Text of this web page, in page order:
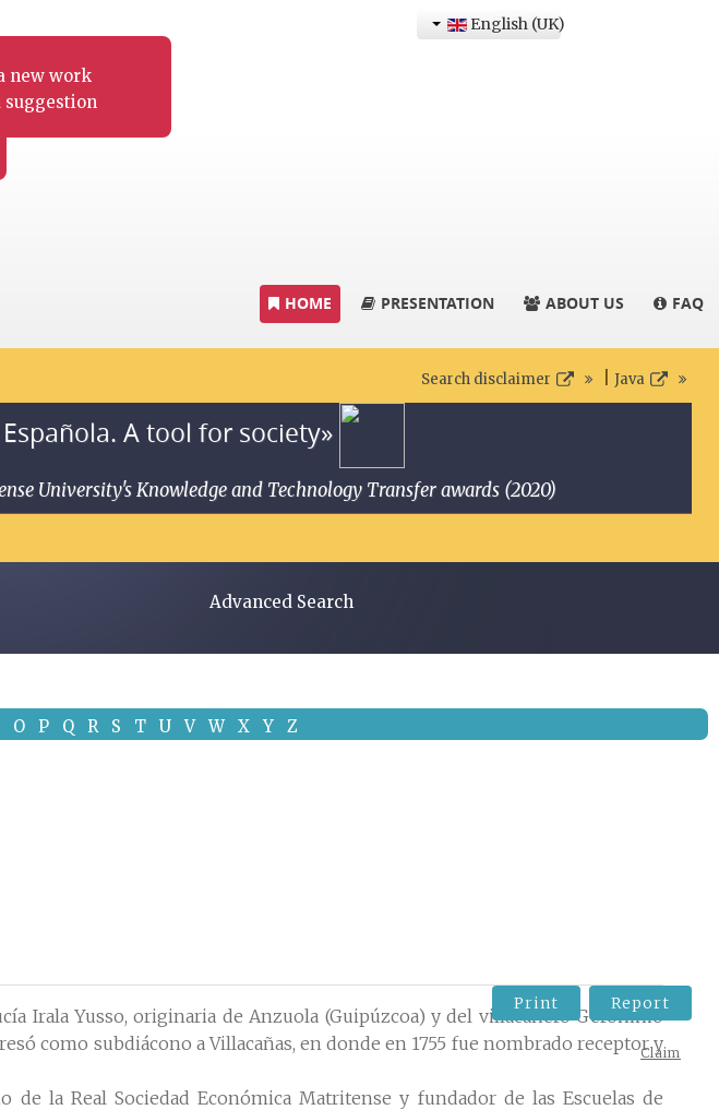
new work
suggestion
English (UK)
HOME PRESENTATION ABOUT US FAQ
Search disclaimer Java
A tool for society»
University's Knowledge and Technology Transfer awards (2020)
Advanced Search
O P Q R S T U V W X Y Z
Irala Yusso, originaria de Anzuola (Guipúzcoa) y del villacañero Gerónimo
como subdiácono a Villacañas, en donde en 1755 fue nombrado receptor y
la Real Sociedad Económica Matritense y fundador de las Escuelas de
Print Report
Claim